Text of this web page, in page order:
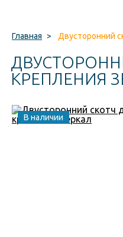
Главная > Двусторонний
КРЕПЛЕНИЯ
В наличии